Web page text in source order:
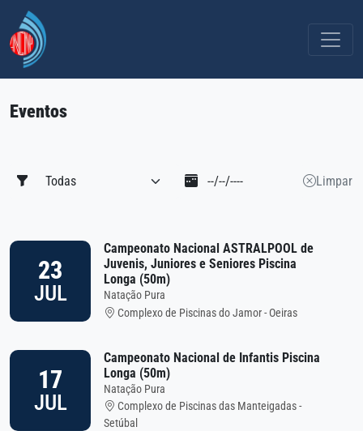
Eventos
Limpar
23
JUL
Campeonato Nacional ASTRALPOOL de
Juvenis, Juniores e Seniores Piscina
Longa (50m)
Natação Pura
Complexo de Piscinas do Jamor - Oeiras
17
JUL
Campeonato Nacional de Infantis Piscina
Longa (50m)
Natação Pura
Complexo de Piscinas das Manteigadas -
Setúbal